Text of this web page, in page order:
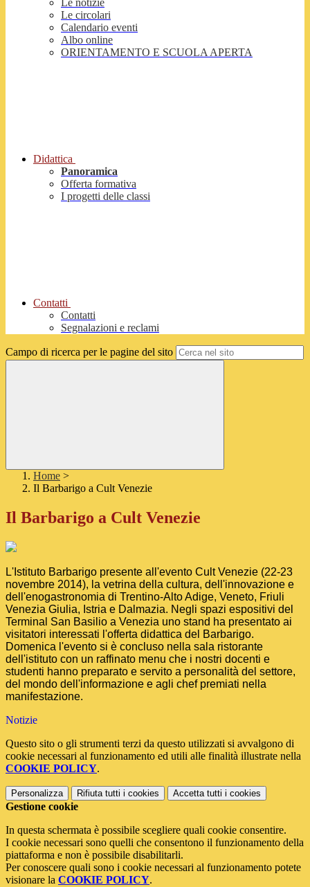
Le notizie
Le circolari
Calendario eventi
Albo online
ORIENTAMENTO E SCUOLA APERTA
Didattica
Panoramica
Offerta formativa
I progetti delle classi
Contatti
Contatti
Segnalazioni e reclami
Campo di ricerca per le pagine del sito
Home >
Il Barbarigo a Cult Venezie
Il Barbarigo a Cult Venezie
L'Istituto Barbarigo presente all'evento Cult Venezie (22-23
novembre 2014), la vetrina della cultura, dell'innovazione e
dell'enogastronomia di Trentino-Alto Adige, Veneto, Friuli
Venezia Giulia, Istria e Dalmazia. Negli spazi espositivi del
Terminal San Basilio a Venezia uno stand ha presentato ai
visitatori interessati l'offerta didattica del Barbarigo.
Domenica l'evento si è concluso nella sala ristorante
dell'istituto con un raffinato menu che i nostri docenti e
studenti hanno preparato e servito a personalità del settore,
del mondo dell'informazione e agli chef premiati nella
manifestazione.
Notizie
Questo sito o gli strumenti terzi da questo utilizzati si avvalgono di
cookie necessari al funzionamento ed utili alle finalità illustrate nella
COOKIE POLICY.
Personalizza Rifiuta tutti i cookies Accetta tutti i cookies
Gestione cookie
In questa schermata è possibile scegliere quali cookie consentire.
I cookie necessari sono quelli che consentono il funzionamento della
piattaforma e non è possibile disabilitarli.
Per conoscere quali sono i cookie necessari al funzionamento potete
visionare la COOKIE POLICY.